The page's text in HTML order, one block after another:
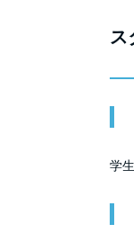
ス
学